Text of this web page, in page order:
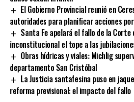
El Gobierno Provincial reunió en
autoridades para planificar acciones por
Santa Fe apelará el fallo de la Corte
inconstitucional el tope a las
Obras hídricas y viales: Michlig
departamento San Cristóbal
La Justicia santafesina puso en
reforma previsional: el impacto del fallo